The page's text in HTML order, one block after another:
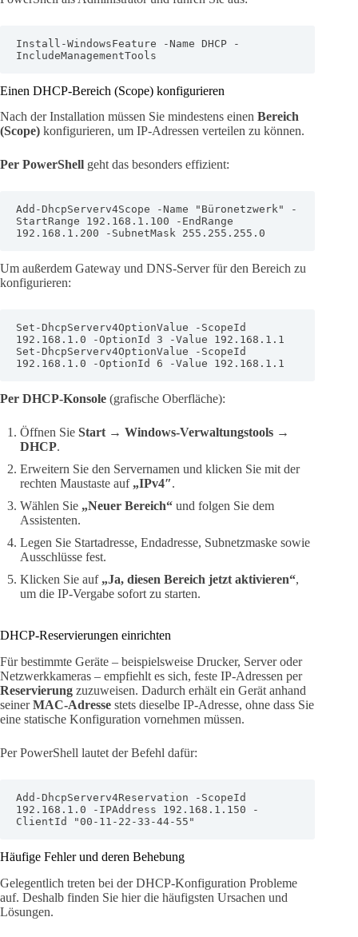
Install-WindowsFeature -Name DHCP -
IncludeManagementTools
Einen DHCP-Bereich (Scope) konfigurieren
Nach der Installation müssen Sie mindestens einen Bereich
(Scope) konfigurieren, um IP-Adressen verteilen zu können.
Per PowerShell geht das besonders effizient:
Add-DhcpServerv4Scope -Name "Büronetzwerk" -
StartRange 192.168.1.100 -EndRange
192.168.1.200 -SubnetMask 255.255.255.0
Um außerdem Gateway und DNS-Server für den Bereich zu
konfigurieren:
Set-DhcpServerv4OptionValue -ScopeId
192.168.1.0 -OptionId 3 -Value 192.168.1.1
Set-DhcpServerv4OptionValue -ScopeId
192.168.1.0 -OptionId 6 -Value 192.168.1.1
Per DHCP-Konsole (grafische Oberfläche):
Öffnen Sie Start → Windows-Verwaltungstools →
DHCP.
Erweitern Sie den Servernamen und klicken Sie mit der
rechten Maustaste auf „IPv4″.
Wählen Sie „Neuer Bereich“ und folgen Sie dem
Assistenten.
Legen Sie Startadresse, Endadresse, Subnetzmaske sowie
Ausschlüsse fest.
Klicken Sie auf „Ja, diesen Bereich jetzt aktivieren“,
um die IP-Vergabe sofort zu starten.
DHCP-Reservierungen einrichten
Für bestimmte Geräte – beispielsweise Drucker, Server oder
Netzwerkkameras – empfiehlt es sich, feste IP-Adressen per
Reservierung zuzuweisen. Dadurch erhält ein Gerät anhand
seinerMAC-Adresse stets dieselbe IP-Adresse, ohne dass Sie
eine statische Konfiguration vornehmen müssen.
Per PowerShell lautet der Befehl dafür:
Add-DhcpServerv4Reservation -ScopeId
192.168.1.0 -IPAddress 192.168.1.150 -
ClientId "00-11-22-33-44-55"
Häufige Fehler und deren Behebung
Gelegentlich treten bei der DHCP-Konfiguration Probleme
auf. Deshalb finden Sie hier die häufigsten Ursachen und
Lösungen.